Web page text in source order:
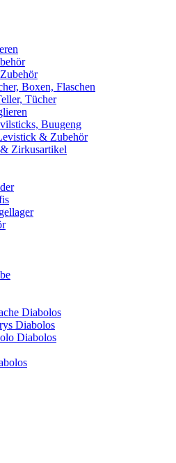
Boxen, Flaschen
Tücher
Buugeng
& Zubehör
Zirkusartikel
Diabolos
Diabolos
Diabolos